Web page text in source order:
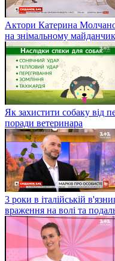
Актори Катерина
на знімальному
Як захистити собаку від
поради ветеринара
3 роки в італійській
враження на волі та